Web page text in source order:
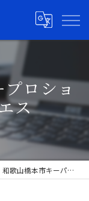
ロショ
ス
和歌山橋本市キーパープロショップ高野口エスエス